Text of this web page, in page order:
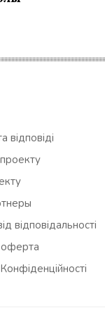
відповіді
відповідальності
оферта